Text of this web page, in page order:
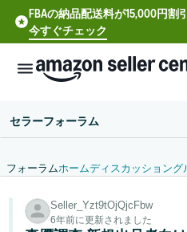
FBAの納品配送料が15,000円割
今すぐチェック
文
セラーフォーラム
フォーラムホームディスカッショング
Seller_Yzt9tOjQjcFbw
6年前に更新されました